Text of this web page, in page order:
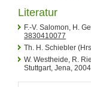
Literatur
F.-V. Salomon, H.
3830410077
Th. H. Schiebler
W. Westheide, R.
Stuttgart, Jena,